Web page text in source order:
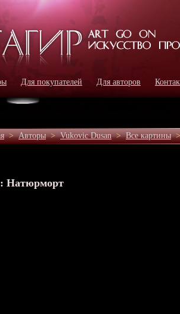
Для покупателей Для авторов
>Авторы>Vukovic Dusan>Все картины
Натюрморт